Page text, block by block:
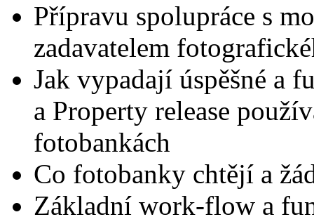
Přípravu spolupráce s
zadavatelem
Jak vypadají úspěšné a
a Property release
fotobankách
Co fotobanky chtějí a
Základní work-flow a